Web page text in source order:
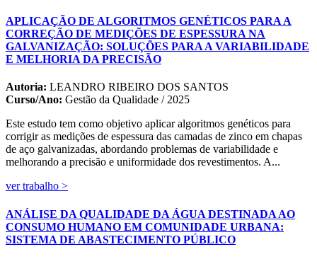
APLICAÇÃO DE ALGORITMOS GENÉTICOS PARA A
CORREÇÃO DE MEDIÇÕES DE ESPESSURA NA
GALVANIZAÇÃO: SOLUÇÕES PARA A VARIABILIDADE
E MELHORIA DA PRECISÃO
Autoria: LEANDRO RIBEIRO DOS SANTOS
Curso/Ano: Gestão da Qualidade / 2025
Este estudo tem como objetivo aplicar algoritmos genéticos para
corrigir as medições de espessura das camadas de zinco em chapas
de aço galvanizadas, abordando problemas de variabilidade e
melhorando a precisão e uniformidade dos revestimentos. A...
ver trabalho >
ANÁLISE DA QUALIDADE DA ÁGUA DESTINADA AO
CONSUMO HUMANO EM COMUNIDADE URBANA:
SISTEMA DE ABASTECIMENTO PÚBLICO